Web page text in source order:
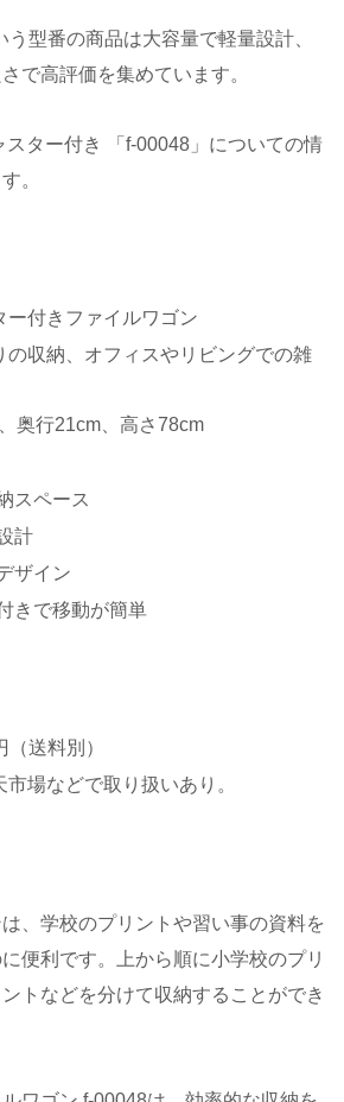
型番の商品は大容量で軽量設計、
で高評価を集めています。
スター付き 「f-00048」についての情
。
ー付きファイルワゴン
の収納、オフィスやリビングでの雑
奥行21cm、高さ78cm
スペース
計
ザイン
きで移動が簡単
（送料別）
市場などで取り扱いあり。
、学校のプリントや習い事の資料を
便利です。上から順に小学校のプリ
トなどを分けて収納することができ